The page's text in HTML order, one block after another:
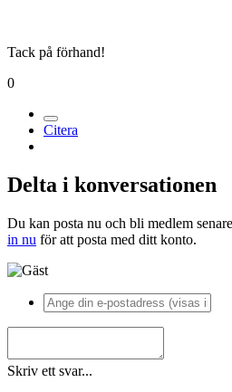
Tack på förhand!
0
Citera
Delta i konversationen
Du kan posta nu och bli medlem
in nu för att posta med ditt konto.
Skriv ett svar...